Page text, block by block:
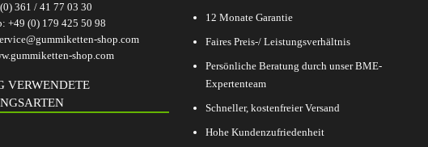
361 / 41 77 03 30
+49 (0) 179 425 50 98
shop.com
shop.com
VERWENDETE
12 Monate Garantie
Faires Preis-/ Leistungsverhältnis
Persönliche Beratung durch unser BME-
Expertenteam
Schneller, kostenfreier Versand
Hohe Kundenzufriedenheit